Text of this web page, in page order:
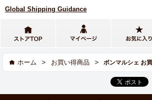
Global Shipping Guidance
ホーム > お買い得商品 > ボンマルシェ お